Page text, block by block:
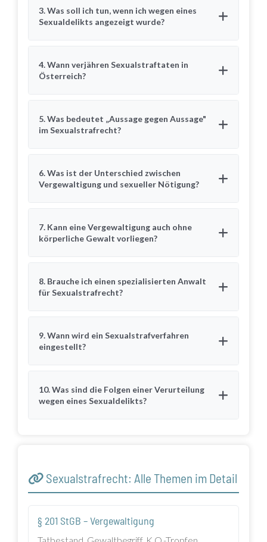
3. Was soll ich tun, wenn ich wegen eines
Sexualdelikts angezeigt wurde?
4. Wann verjähren Sexualstraftaten in
Österreich?
5. Was bedeutet „Aussage gegen Aussage"
im Sexualstrafrecht?
6. Was ist der Unterschied zwischen
Vergewaltigung und sexueller Nötigung?
7. Kann eine Vergewaltigung auch ohne
körperliche Gewalt vorliegen?
8. Brauche ich einen spezialisierten Anwalt
für Sexualstrafrecht?
9. Wann wird ein Sexualstrafverfahren
eingestellt?
10. Was sind die Folgen einer Verurteilung
wegen eines Sexualdelikts?
Sexualstrafrecht: Alle Themen im Detail
§ 201 StGB – Vergewaltigung